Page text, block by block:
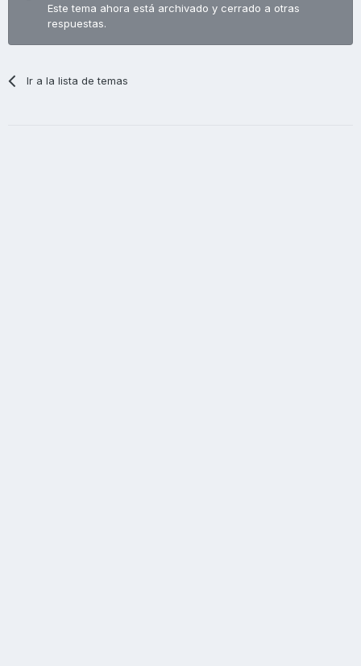
Este tema ahora está archivado y cerrado a otras
respuestas.
Ir a la lista de temas